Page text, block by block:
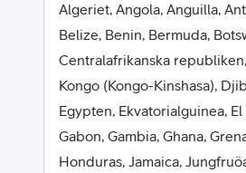
Apple Watch
Samsung Galaxy Watch
Alla smartwatches
Algeriet, Angola, Anguilla,
Belize, Benin, Bermuda,
Centralafrikanska
Kongo (Kongo-Kinshasa),
Egypten, Ekvatorialguinea,
Gabon, Gambia, Ghana,
Honduras, Jamaica,